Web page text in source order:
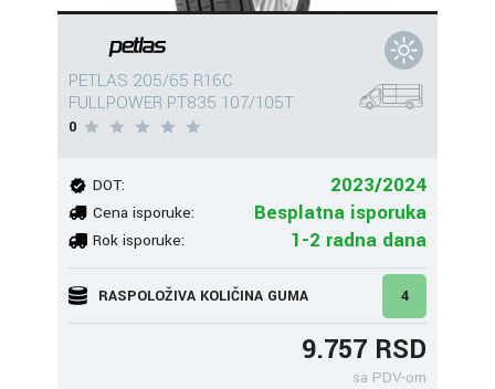
PETLAS 205/65 R16C
FULLPOWER PT835 107/105T
0
DOT: 2023/2024
Cena isporuke: Besplatna isporuka
Rok isporuke: 1-2 radna dana
RASPOLOŽIVA KOLIČINA GUMA 4
9.757 RSD
sa PDV-om